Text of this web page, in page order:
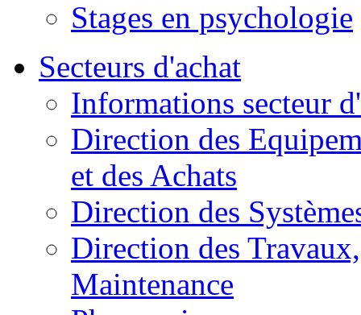
Stages en psychologie
Secteurs d'achat
Informations secteur
Direction des
et des Achats
Direction des
Direction des
Maintenance